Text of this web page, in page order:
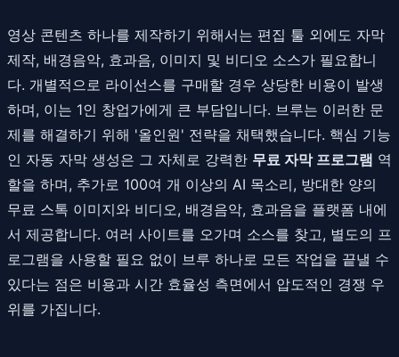
영상 콘텐츠 하나를 제작하기 위해서는 편집 툴 외에도 자막
제작, 배경음악, 효과음, 이미지 및 비디오 소스가 필요합니
다. 개별적으로 라이선스를 구매할 경우 상당한 비용이 발생
하며, 이는 1인 창업가에게 큰 부담입니다. 브루는 이러한 문
제를 해결하기 위해 '올인원' 전략을 채택했습니다. 핵심 기능
인 자동 자막 생성은 그 자체로 강력한 무료 자막 프로그램 역
할을 하며, 추가로 100여 개 이상의 AI 목소리, 방대한 양의
무료 스톡 이미지와 비디오, 배경음악, 효과음을 플랫폼 내에
서 제공합니다. 여러 사이트를 오가며 소스를 찾고, 별도의 프
로그램을 사용할 필요 없이 브루 하나로 모든 작업을 끝낼 수
있다는 점은 비용과 시간 효율성 측면에서 압도적인 경쟁 우
위를 가집니다.